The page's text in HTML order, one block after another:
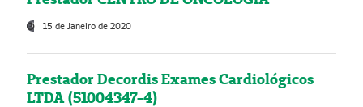
15 de Janeiro de 2020
Prestador Decordis Exames Cardiológicos
LTDA (51004347-4)